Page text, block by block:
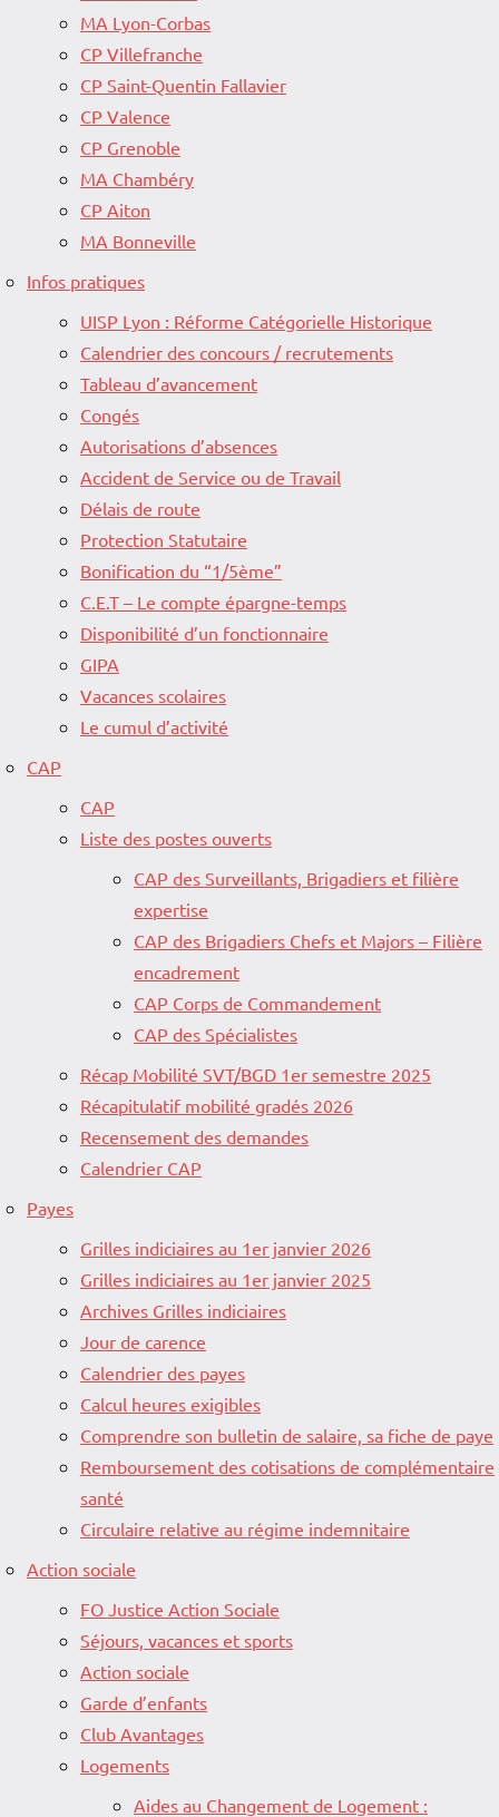
MA Lyon-Corbas
CP Villefranche
CP Saint-Quentin Fallavier
CP Valence
CP Grenoble
MA Chambéry
CP Aiton
MA Bonneville
Infos pratiques
UISP Lyon : Réforme Catégorielle Historique
Calendrier des concours / recrutements
Tableau d’avancement
Congés
Autorisations d’absences
Accident de Service ou de Travail
Délais de route
Protection Statutaire
Bonification du “1/5ème”
C.E.T – Le compte épargne-temps
Disponibilité d’un fonctionnaire
GIPA
Vacances scolaires
Le cumul d’activité
CAP
CAP
Liste des postes ouverts
CAP des Surveillants, Brigadiers et filière
expertise
CAP des Brigadiers Chefs et Majors – Filière
encadrement
CAP Corps de Commandement
CAP des Spécialistes
Récap Mobilité SVT/BGD 1er semestre 2025
Récapitulatif mobilité gradés 2026
Recensement des demandes
Calendrier CAP
Payes
Grilles indiciaires au 1er janvier 2026
Grilles indiciaires au 1er janvier 2025
Archives Grilles indiciaires
Jour de carence
Calendrier des payes
Calcul heures exigibles
Comprendre son bulletin de salaire, sa fiche de paye
Remboursement des cotisations de complémentaire
santé
Circulaire relative au régime indemnitaire
Action sociale
FO Justice Action Sociale
Séjours, vacances et sports
Action sociale
Garde d’enfants
Club Avantages
Logements
Aides au Changement de Logement :